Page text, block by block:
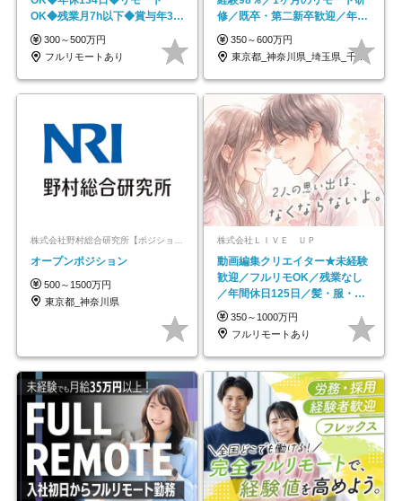
OK◆残業月7h以下◆賞与年3回
◆5年目まで必ず昇給
300～500万円
フルリモートあり
修／既卒・第二新卒歓迎／年間
休日123日/OW
350～600万円
東京都_神奈川県_埼玉県_千葉県_大阪府…
オープンポジション
500～1500万円
東京都_神奈川県
株式会社ＬＩＶＥ ＵＰ
動画編集クリエイター★未経験
歓迎／フルリモOK／残業なし
／年間休日125日／髪・服・ネ
イル自由／研修充実で安心
350～1000万円
フルリモートあり